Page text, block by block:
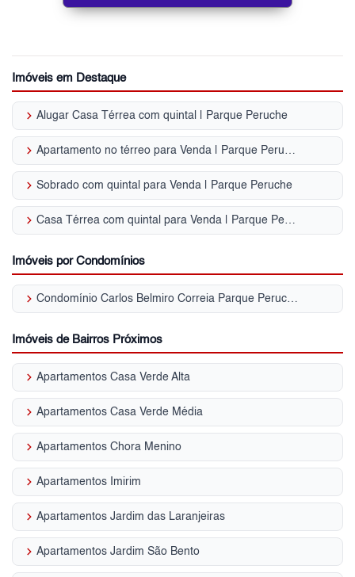
Imóveis em Destaque
keyboard_arrow_right Alugar Casa Térrea com quintal | Parque Peruche
keyboard_arrow_right Apartamento no térreo para Venda | Parque Peruche
keyboard_arrow_right Sobrado com quintal para Venda | Parque Peruche
keyboard_arrow_right Casa Térrea com quintal para Venda | Parque Peruche
Imóveis por Condomínios
keyboard_arrow_right Condomínio Carlos Belmiro Correia Parque Peruche
Imóveis de Bairros Próximos
keyboard_arrow_right Apartamentos Casa Verde Alta
keyboard_arrow_right Apartamentos Casa Verde Média
keyboard_arrow_right Apartamentos Chora Menino
keyboard_arrow_right Apartamentos Imirim
keyboard_arrow_right Apartamentos Jardim das Laranjeiras
keyboard_arrow_right Apartamentos Jardim São Bento